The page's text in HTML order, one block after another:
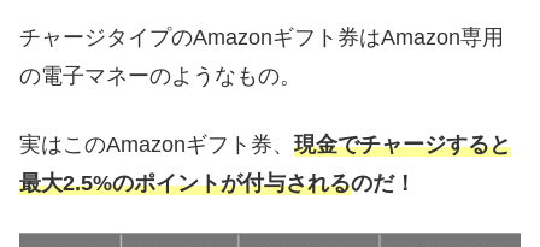
チャージタイプのAmazonギフト券はAmazon専用
の電子マネーのようなもの。
実はこのAmazonギフト券、 現金でチャージすると
最大2.5%のポイントが付与されるのだ！